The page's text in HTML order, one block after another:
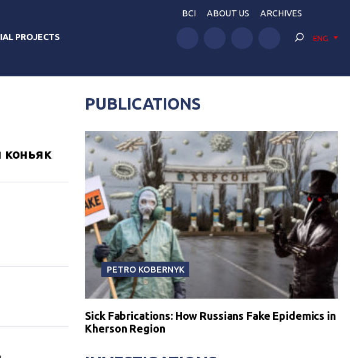
PROJECTS
BCI ABOUT US ARCHIVES
ENG
коньяк
PUBLICATIONS
PETRO KOBERNYK
Sick Fabrications: How Russians Fake Epidemics in
Kherson Region